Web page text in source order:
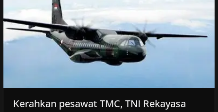
Kerahkan pesawat TMC, TNI Rekayasa